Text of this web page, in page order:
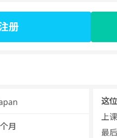
册
月
这
上
最